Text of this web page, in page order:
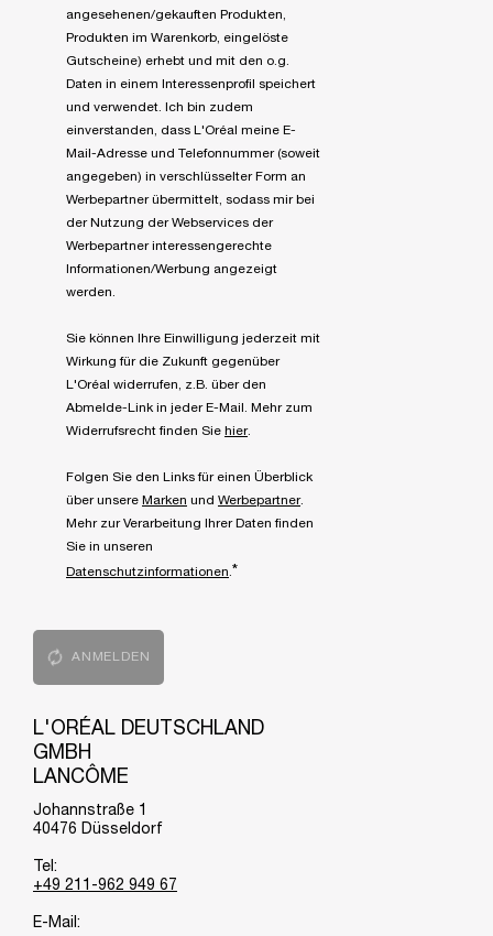
angesehenen/gekauften Produkten,
Produkten im Warenkorb, eingelöste
Gutscheine) erhebt und mit den o.g.
Daten in einem Interessenprofil speichert
und verwendet. Ich bin zudem
einverstanden, dass L'Oréal meine E-
Mail-Adresse und Telefonnummer (soweit
angegeben) in verschlüsselter Form an
Werbepartner übermittelt, sodass mir bei
der Nutzung der Webservices der
Werbepartner interessengerechte
Informationen/Werbung angezeigt
werden.
Sie können Ihre Einwilligung jederzeit mit
Wirkung für die Zukunft gegenüber
L'Oréal widerrufen, z.B. über den
Abmelde-Link in jeder E-Mail. Mehr zum
Widerrufsrecht finden Sie hier.
Folgen Sie den Links für einen Überblick
über unsere Marken und Werbepartner.
Mehr zur Verarbeitung Ihrer Daten finden
Sie in unseren
Datenschutzinformationen.*
ANMELDEN
L'ORÉAL DEUTSCHLAND
GMBH
LANCÔME
Johannstraße 1
40476 Düsseldorf
Tel:
+49 211-962 949 67
E-Mail: